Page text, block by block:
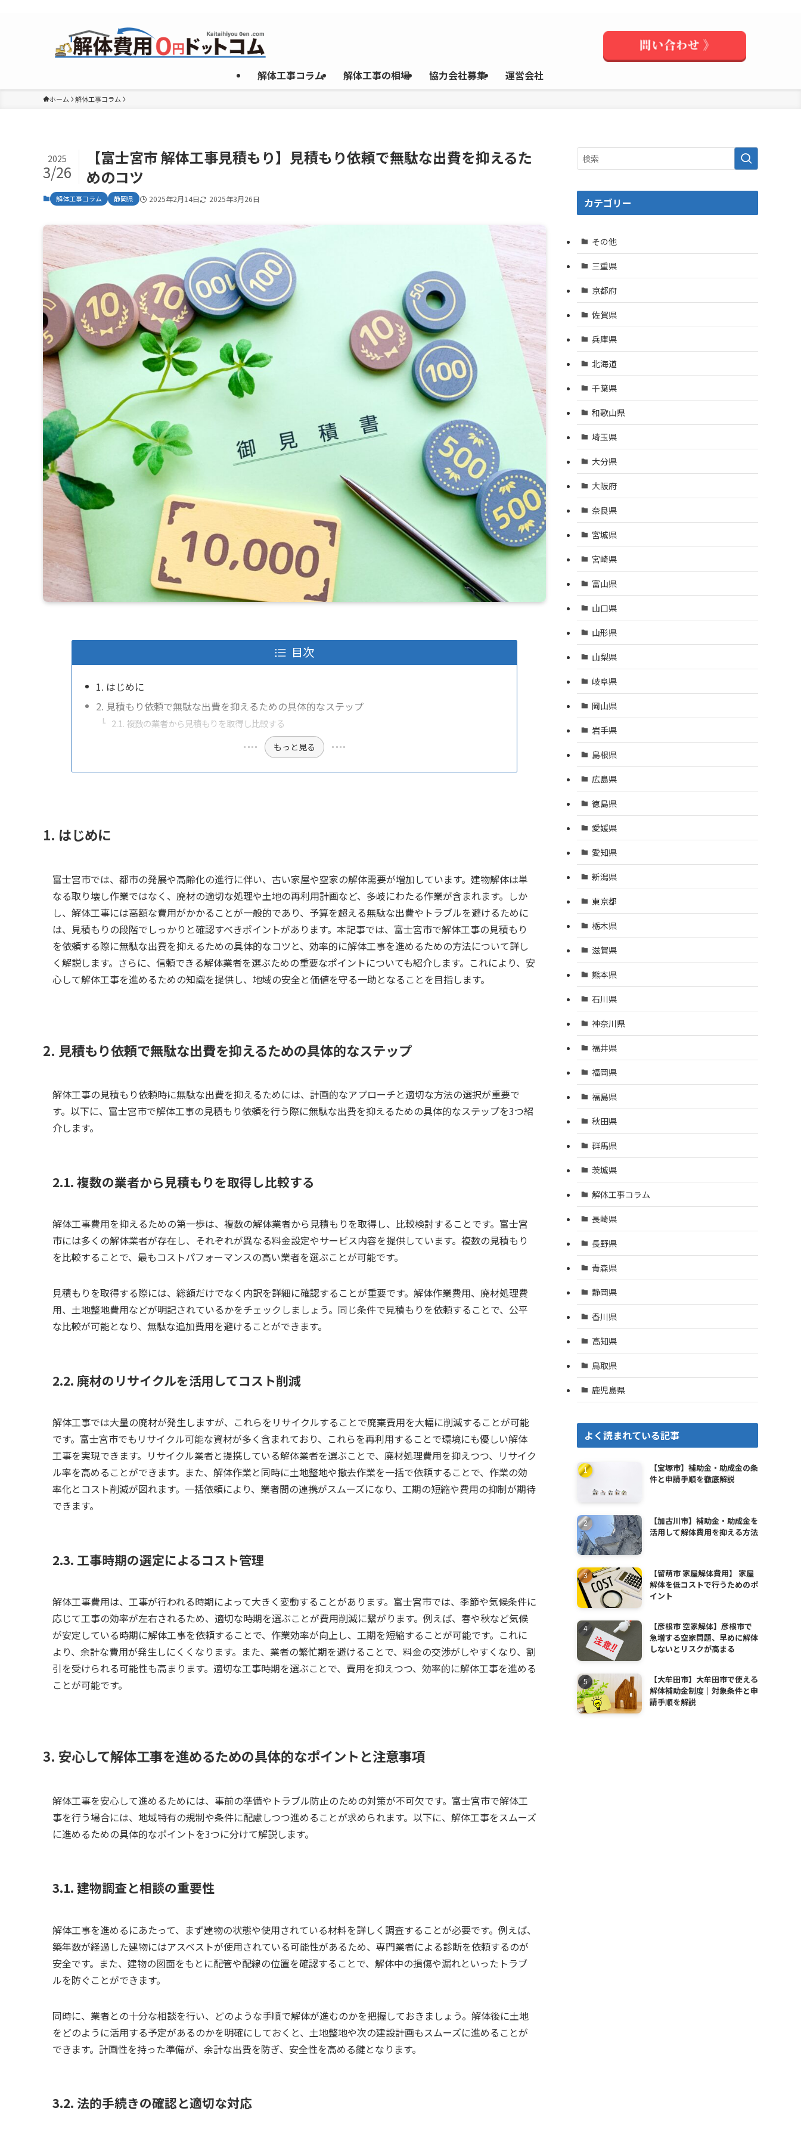
解体工事コラム 解体工事の相場 協力会社募集 運営会社
ホーム 解体工事コラム
【富士宮市 解体工事見積もり】見積もり依頼で無駄な出費を抑えるた
めのコツ
2025
3/26
解体工事コラム 静岡県 2025年2月14日 2025年3月26日
目次
1. はじめに
2. 見積もり依頼で無駄な出費を抑えるための具体的なステップ
2.1. 複数の業者から見積もりを取得し比較する
もっと見る
1. はじめに
富士宮市では、都市の発展や高齢化の進行に伴い、古い家屋や空家の解体需要が増加しています。建物解体は単
なる取り壊し作業ではなく、廃材の適切な処理や土地の再利用計画など、多岐にわたる作業が含まれます。しか
し、解体工事には高額な費用がかかることが一般的であり、予算を超える無駄な出費やトラブルを避けるために
は、見積もりの段階でしっかりと確認すべきポイントがあります。本記事では、富士宮市で解体工事の見積もり
を依頼する際に無駄な出費を抑えるための具体的なコツと、効率的に解体工事を進めるための方法について詳し
く解説します。さらに、信頼できる解体業者を選ぶための重要なポイントについても紹介します。これにより、安
心して解体工事を進めるための知識を提供し、地域の安全と価値を守る一助となることを目指します。
2. 見積もり依頼で無駄な出費を抑えるための具体的なステップ
解体工事の見積もり依頼時に無駄な出費を抑えるためには、計画的なアプローチと適切な方法の選択が重要で
す。以下に、富士宮市で解体工事の見積もり依頼を行う際に無駄な出費を抑えるための具体的なステップを3つ紹
介します。
2.1. 複数の業者から見積もりを取得し比較する
解体工事費用を抑えるための第一歩は、複数の解体業者から見積もりを取得し、比較検討することです。富士宮
市には多くの解体業者が存在し、それぞれが異なる料金設定やサービス内容を提供しています。複数の見積もり
を比較することで、最もコストパフォーマンスの高い業者を選ぶことが可能です。
見積もりを取得する際には、総額だけでなく内訳を詳細に確認することが重要です。解体作業費用、廃材処理費
用、土地整地費用などが明記されているかをチェックしましょう。同じ条件で見積もりを依頼することで、公平
な比較が可能となり、無駄な追加費用を避けることができます。
2.2. 廃材のリサイクルを活用してコスト削減
解体工事では大量の廃材が発生しますが、これらをリサイクルすることで廃棄費用を大幅に削減することが可能
です。富士宮市でもリサイクル可能な資材が多く含まれており、これらを再利用することで環境にも優しい解体
工事を実現できます。リサイクル業者と提携している解体業者を選ぶことで、廃材処理費用を抑えつつ、リサイク
ル率を高めることができます。また、解体作業と同時に土地整地や撤去作業を一括で依頼することで、作業の効
率化とコスト削減が図れます。一括依頼により、業者間の連携がスムーズになり、工期の短縮や費用の抑制が期待
できます。
2.3. 工事時期の選定によるコスト管理
解体工事費用は、工事が行われる時期によって大きく変動することがあります。富士宮市では、季節や気候条件に
応じて工事の効率が左右されるため、適切な時期を選ぶことが費用削減に繋がります。例えば、春や秋など気候
が安定している時期に解体工事を依頼することで、作業効率が向上し、工期を短縮することが可能です。これに
より、余計な費用が発生しにくくなります。また、業者の繁忙期を避けることで、料金の交渉がしやすくなり、割
引を受けられる可能性も高まります。適切な工事時期を選ぶことで、費用を抑えつつ、効率的に解体工事を進める
ことが可能です。
3. 安心して解体工事を進めるための具体的なポイントと注意事項
解体工事を安心して進めるためには、事前の準備やトラブル防止のための対策が不可欠です。富士宮市で解体工
事を行う場合には、地域特有の規制や条件に配慮しつつ進めることが求められます。以下に、解体工事をスムーズ
に進めるための具体的なポイントを3つに分けて解説します。
3.1. 建物調査と相談の重要性
解体工事を進めるにあたって、まず建物の状態や使用されている材料を詳しく調査することが必要です。例えば、
築年数が経過した建物にはアスベストが使用されている可能性があるため、専門業者による診断を依頼するのが
安全です。また、建物の図面をもとに配管や配線の位置を確認することで、解体中の損傷や漏れといったトラブ
ルを防ぐことができます。
同時に、業者との十分な相談を行い、どのような手順で解体が進むのかを把握しておきましょう。解体後に土地
をどのように活用する予定があるのかを明確にしておくと、土地整地や次の建設計画もスムーズに進めることが
できます。計画性を持った準備が、余計な出費を防ぎ、安全性を高める鍵となります。
3.2. 法的手続きの確認と適切な対応
カテゴリー
その他
三重県
京都府
佐賀県
兵庫県
北海道
千葉県
和歌山県
埼玉県
大分県
大阪府
奈良県
宮城県
宮崎県
富山県
山口県
山形県
山梨県
岐阜県
岡山県
岩手県
島根県
広島県
徳島県
愛媛県
愛知県
新潟県
東京都
栃木県
滋賀県
熊本県
石川県
神奈川県
福井県
福岡県
福島県
秋田県
群馬県
茨城県
解体工事コラム
長崎県
長野県
青森県
静岡県
香川県
高知県
鳥取県
鹿児島県
よく読まれている記事
【宝塚市】補助金・助成金の条
件と申請手順を徹底解説
【加古川市】補助金・助成金を
活用して解体費用を抑える方法
【留萌市 家屋解体費用】 家屋
解体を低コストで行うためのポ
イント
【彦根市 空家解体】彦根市で
急増する空家問題、早めに解体
しないとリスクが高まる
【大牟田市】大牟田市で使える
解体補助金制度｜対象条件と申
請手順を解説